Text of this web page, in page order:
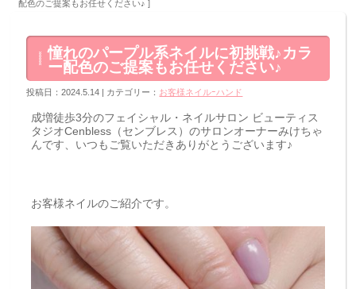
配色のご提案もお任せください♪ ]
憧れのパープル系ネイルに初挑戦♪カラ
ー配色のご提案もお任せください♪
投稿日：2024.5.14 | カテゴリー： お客様ネイルｰハンド
成増徒歩3分のフェイシャル・ネイルサロン ビューティス
タジオCenbless（センブレス）のサロンオーナーみけちゃ
んです、いつもご覧いただきありがとうございます♪
お客様ネイルのご紹介です。